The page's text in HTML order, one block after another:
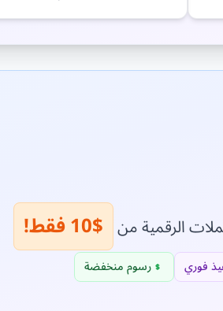
الرقمية من $10 فقط!
فوري رسوم منخفضة